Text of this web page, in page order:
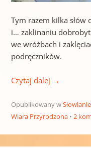
Tym razem kilka słów
i… zaklinaniu
we wróżbach i
podręczników.
Czytaj dalej →
Opublikowany wSłowianie
Wiara Przyrodzona
2